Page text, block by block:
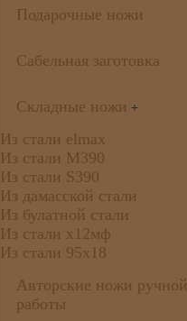
Подарочные ножи
Сабельная заготовка
Складные ножи +
Из стали elmax
Из стали М390
Из стали S390
Из дамасской стали
Из булатной стали
Из стали х12мф
Из стали 95х18
Авторские ножи ручной
работы